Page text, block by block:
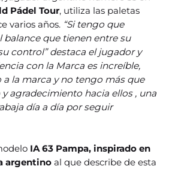
Pádel Tour, utiliza las paletas
varios años. “Si tengo que
balance que tienen entre su
control” destaca el jugador y
con la Marca es increíble,
a la marca y no tengo más que
agradecimiento hacia ellos , una
día a día por seguir
IA 63 Pampa, inspirado en
argentino al que describe de esta